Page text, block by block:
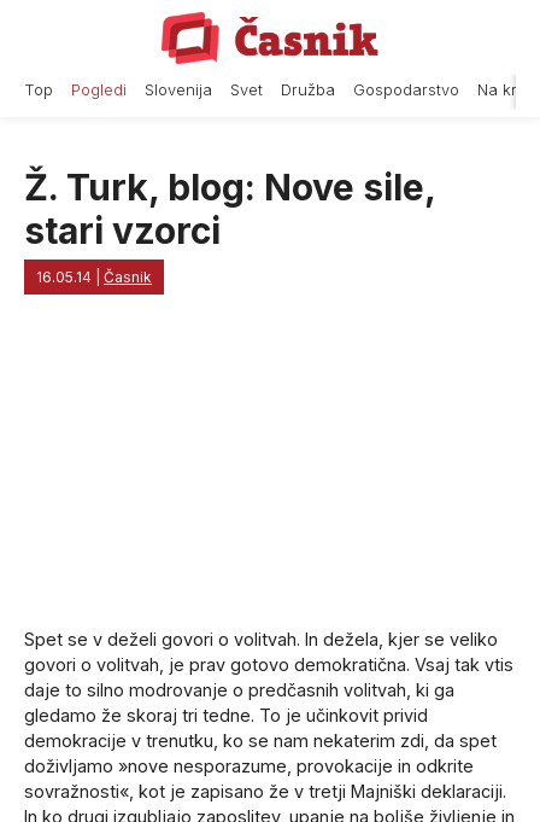
Top Pogledi Slovenija Svet Družba Gospodarstvo Na
Ž. Turk, blog: Nove sile,
stari vzorci
16.05.14 Časnik
Spet se v deželi govori o volitvah. In dežela, kjer se veliko
govori o volitvah, je prav gotovo demokratična. Vsaj tak vtis
daje to silno modrovanje o predčasnih volitvah, ki ga
gledamo že skoraj tri tedne. To je učinkovit privid
demokracije v trenutku, ko se nam nekaterim zdi, da spet
doživljamo »nove nesporazume, provokacije in odkrite
sovražnosti«, kot je zapisano že v tretji Majniški deklaraciji.
In ko drugi izgubljajo zaposlitev, upanje na boljše življenje in